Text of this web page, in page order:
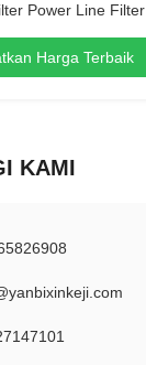
Power Line Filter
Harga Terbaik
KAMI